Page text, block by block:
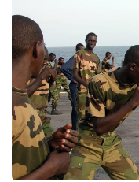
Témata
Pořady
TV Program
Časopis